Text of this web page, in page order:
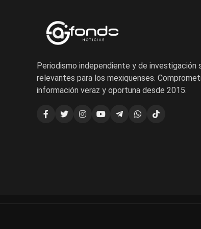
Periodismo independiente y de investigación
relevantes para los mexiquenses.
información veraz y oportuna desde 2015.